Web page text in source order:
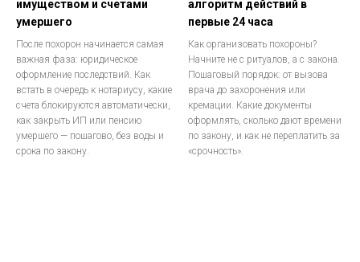
имуществом и счетами
умершего
После похорон начинается самая
важная фаза: юридическое
оформление последствий. Как
встать в очередь к нотариусу, какие
счета блокируются автоматически,
как закрыть ИП или пенсию
умершего — пошагово, без воды и
срока по закону.
алгоритм действий в
первые 24 часа
Как организовать похороны?
Начните не с ритуалов, а с закона.
Пошаговый порядок: от вызова
врача до захоронения или
кремации. Какие документы
оформлять, сколько дают времени
по закону, и как не переплатить за
«срочность».